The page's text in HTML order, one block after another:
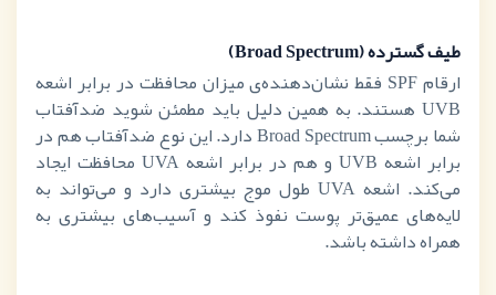
طیف گسترده (Broad Spectrum
)
ارقامSPF فقط نشان‌دهنده‌ی میزان محافظت در برابر اشعه
UVB هستند. به همین دلیل باید مطمئن شوید ضدآفتاب
شما برچسبBroad Spectrumدارد. این نوع ضدآفتاب هم در
برابر اشعه UVB و هم در برابر اشعهUVA محافظت ایجاد
می‌کند. اشعه UVAطول موج بیشتری دارد و می‌تواند به
لایه‌های عمیق‌تر پوست نفوذ کند و آسیب‌های بیشتری به
همراه داشته باشد.